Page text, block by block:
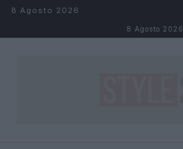
Salta al contenuto
8 Agosto 2026
8 Agosto 2026